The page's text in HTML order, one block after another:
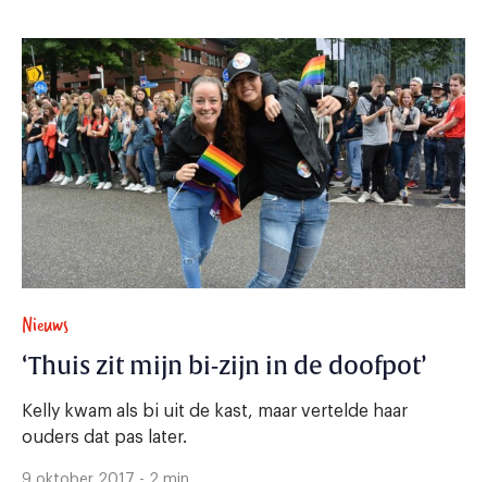
Nieuws
‘Thuis zit mijn bi-zijn in de doofpot’
Kelly kwam als bi uit de kast, maar vertelde haar
ouders dat pas later.